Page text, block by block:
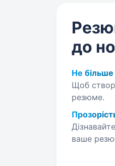
до
Не
Щоб
резюме.
ваше